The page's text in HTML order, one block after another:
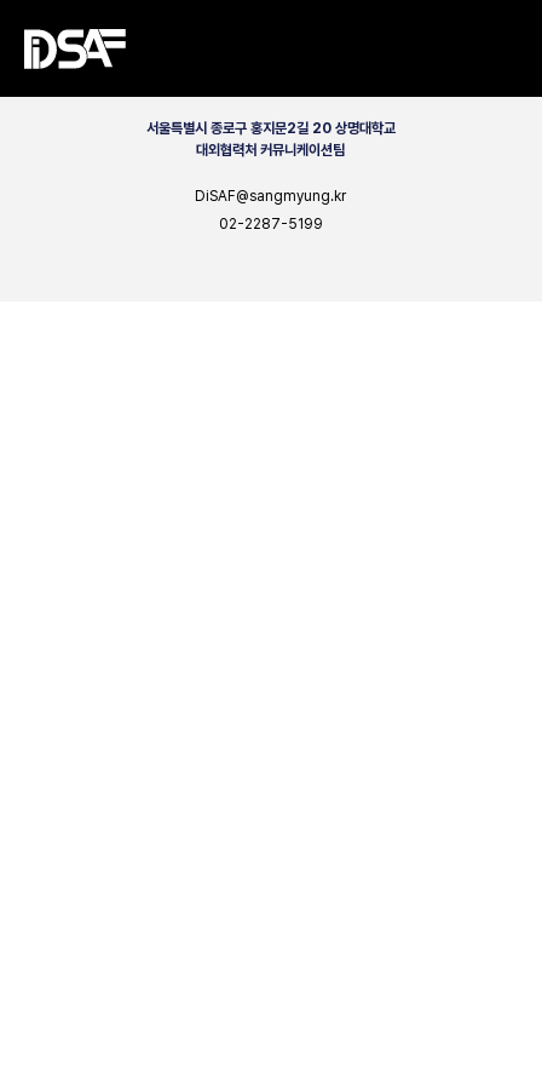
서울특별시 종로구 홍지문2길 20 상명대학교
대외협력처 커뮤니케이션팀
DiSAF@sangmyung.kr
02-2287-5199